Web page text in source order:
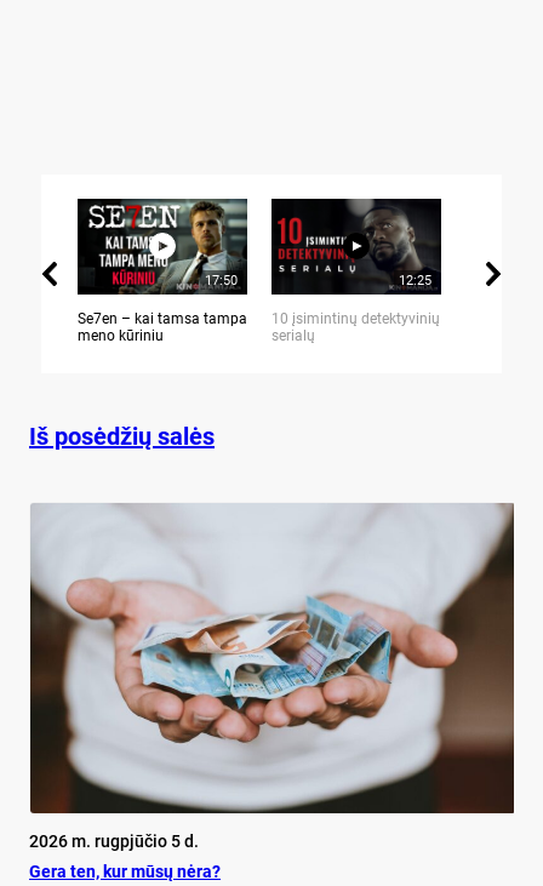
17:50
Se7en – kai tamsa tampa
meno kūriniu
12:25
10 įsimintinų detektyvinių
serialų
Iš posėdžių salės
2026 m. rugpjūčio 5 d.
Ge­ra ten, kur mū­sų nė­ra?